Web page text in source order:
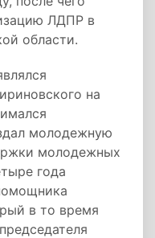
ЛДПР в
области.
на
молодежную
молодежных
года
в то время